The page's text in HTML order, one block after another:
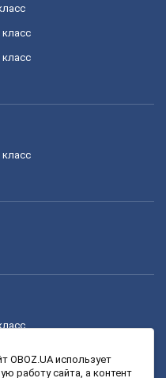
класс
класс
класс
OBOZ.UA использует
работу сайта, а контент